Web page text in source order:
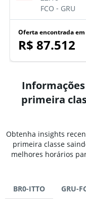
FCO - GRU
Oferta encontrada
R$ 87.512
primeira
Obtenha insights
primeira classe
melhores horários
BR0-ITTO GRU-